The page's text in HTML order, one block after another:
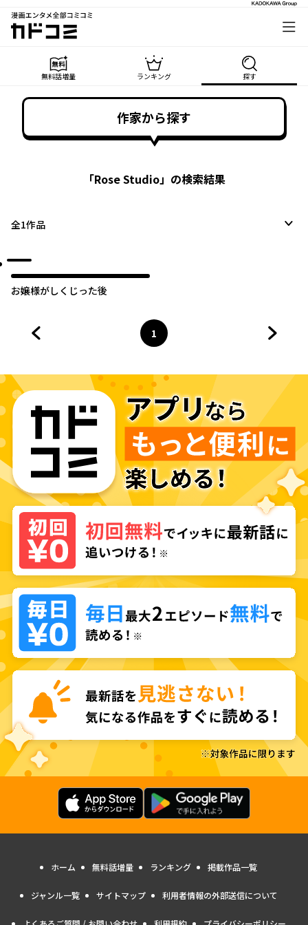
漫画エンタメ全部コミコミ
カドコミ
無料話増量 ランキング 探す
作家から探す
「Rose Studio」の検索結果
全1作品
お嬢様がしくじった後
ページ
1
へ
ホーム 無料話増量 ランキング 掲載作品一覧
ジャンル一覧 サイトマップ 利用者情報の外部送信について